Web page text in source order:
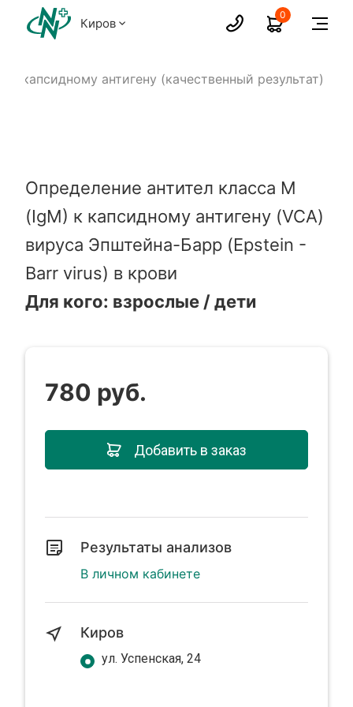
Киров
0
капсидному антигену (качественный результат)
Определение антител класса M
(IgM) к капсидному антигену (VCA)
вируса Эпштейна-Барр (Epstein -
Barr virus) в крови
Для кого: взрослые / дети
780 руб.
Добавить в заказ
Результаты анализов
В личном кабинете
Киров
ул. Успенская, 24